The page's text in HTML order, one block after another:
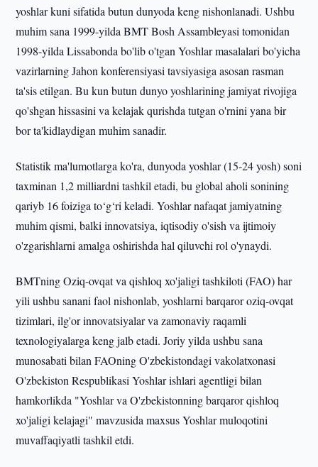
yoshlar kuni sifatida butun dunyoda keng nishonlanadi. Ushbu
muhim sana 1999-yilda BMT Bosh Assambleyasi tomonidan
1998-yilda Lissabonda bo'lib o'tgan Yoshlar masalalari bo'yicha
vazirlarning Jahon konferensiyasi tavsiyasiga asosan rasman
ta'sis etilgan. Bu kun butun dunyo yoshlarining jamiyat rivojiga
qo'shgan hissasini va kelajak qurishda tutgan o'rnini yana bir
bor ta'kidlaydigan muhim sanadir.
Statistik ma'lumotlarga ko'ra, dunyoda yoshlar (15-24 yosh) soni
taxminan 1,2 milliardni tashkil etadi, bu global aholi sonining
qariyb 16 foiziga to‘g‘ri keladi. Yoshlar nafaqat jamiyatning
muhim qismi, balki innovatsiya, iqtisodiy o'sish va ijtimoiy
o'zgarishlarni amalga oshirishda hal qiluvchi rol o'ynaydi.
BMTning Oziq-ovqat va qishloq xo'jaligi tashkiloti (FAO) har
yili ushbu sanani faol nishonlab, yoshlarni barqaror oziq-ovqat
tizimlari, ilg'or innovatsiyalar va zamonaviy raqamli
texnologiyalarga keng jalb etadi. Joriy yilda ushbu sana
munosabati bilan FAOning O'zbekistondagi vakolatxonasi
O'zbekiston Respublikasi Yoshlar ishlari agentligi bilan
hamkorlikda "Yoshlar va O'zbekistonning barqaror qishloq
xo'jaligi kelajagi" mavzusida maxsus Yoshlar muloqotini
muvaffaqiyatli tashkil etdi.